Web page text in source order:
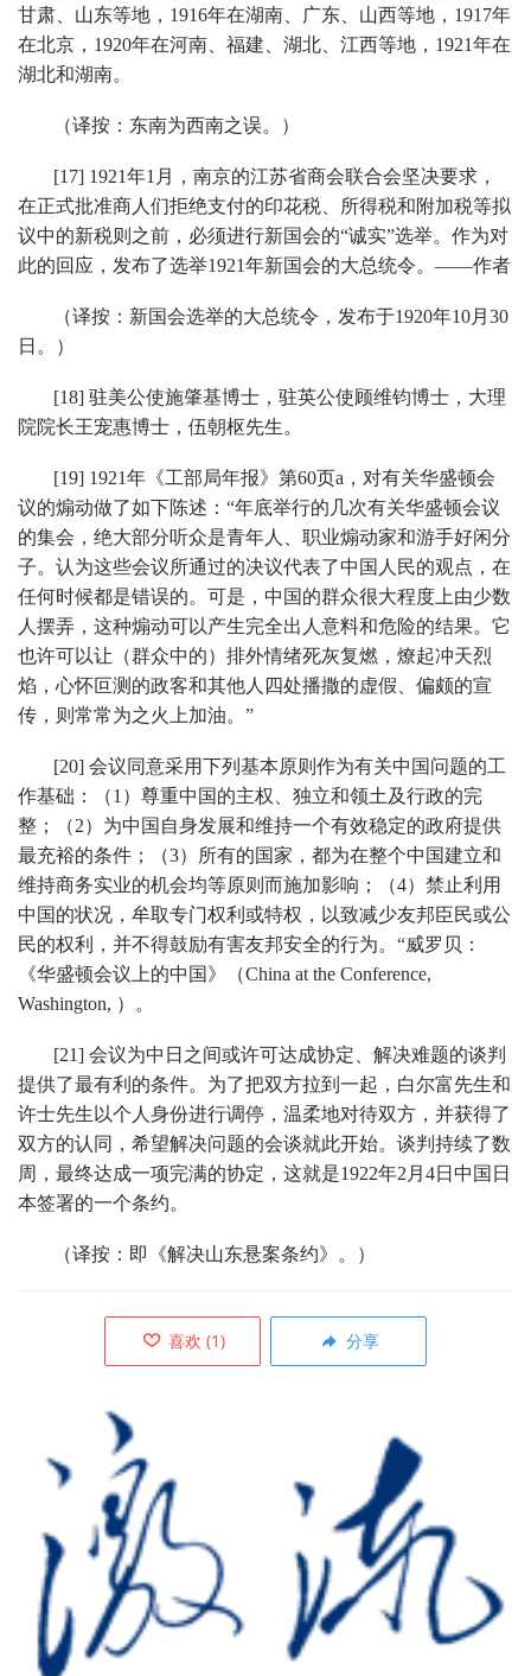
甘肃、山东等地，1916年在湖南、广东、山西等地，1917年
在北京，1920年在河南、福建、湖北、江西等地，1921年在
湖北和湖南。
（译按：东南为西南之误。）
[17] 1921年1月，南京的江苏省商会联合会坚决要求，
在正式批准商人们拒绝支付的印花税、所得税和附加税等拟
议中的新税则之前，必须进行新国会的“诚实”选举。作为对
此的回应，发布了选举1921年新国会的大总统令。——作者
（译按：新国会选举的大总统令，发布于1920年10月30
日。）
[18] 驻美公使施肇基博士，驻英公使顾维钧博士，大理
院院长王宠惠博士，伍朝枢先生。
[19] 1921年《工部局年报》第60页a，对有关华盛顿会
议的煽动做了如下陈述：“年底举行的几次有关华盛顿会议
的集会，绝大部分听众是青年人、职业煽动家和游手好闲分
子。认为这些会议所通过的决议代表了中国人民的观点，在
任何时候都是错误的。可是，中国的群众很大程度上由少数
人摆弄，这种煽动可以产生完全出人意料和危险的结果。它
也许可以让（群众中的）排外情绪死灰复燃，燎起冲天烈
焰，心怀叵测的政客和其他人四处播撒的虚假、偏颇的宣
传，则常常为之火上加油。”
[20] 会议同意采用下列基本原则作为有关中国问题的工
作基础：（1）尊重中国的主权、独立和领土及行政的完
整；（2）为中国自身发展和维持一个有效稳定的政府提供
最充裕的条件；（3）所有的国家，都为在整个中国建立和
维持商务实业的机会均等原则而施加影响；（4）禁止利用
中国的状况，牟取专门权利或特权，以致减少友邦臣民或公
民的权利，并不得鼓励有害友邦安全的行为。“威罗贝：
《华盛顿会议上的中国》（China at the Conference,
Washington, ）。
[21] 会议为中日之间或许可达成协定、解决难题的谈判
提供了最有利的条件。为了把双方拉到一起，白尔富先生和
许士先生以个人身份进行调停，温柔地对待双方，并获得了
双方的认同，希望解决问题的会谈就此开始。谈判持续了数
周，最终达成一项完满的协定，这就是1922年2月4日中国日
本签署的一个条约。
（译按：即《解决山东悬案条约》。）
喜欢 (1) 分享